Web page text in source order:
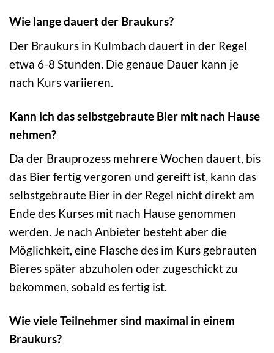
Wie lange dauert der Braukurs?
Der Braukurs in Kulmbach dauert in der Regel
etwa 6-8 Stunden. Die genaue Dauer kann je
nach Kurs variieren.
Kann ich das selbstgebraute Bier mit nach Hause
nehmen?
Da der Brauprozess mehrere Wochen dauert, bis
das Bier fertig vergoren und gereift ist, kann das
selbstgebraute Bier in der Regel nicht direkt am
Ende des Kurses mit nach Hause genommen
werden. Je nach Anbieter besteht aber die
Möglichkeit, eine Flasche des im Kurs gebrauten
Bieres später abzuholen oder zugeschickt zu
bekommen, sobald es fertig ist.
Wie viele Teilnehmer sind maximal in einem
Braukurs?